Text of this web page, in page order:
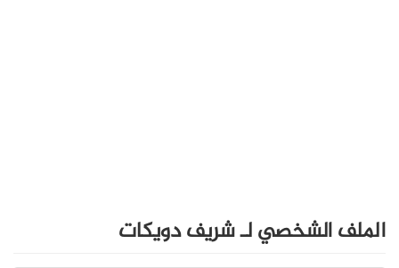
الملف الشخصي لـ شريف دويكات